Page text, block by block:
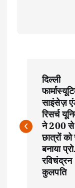
s
दिल्ली
साइंसेज़
रिसर्च
ने 200
छात्रों
बनाया
रविचंद्रन
कुलपति